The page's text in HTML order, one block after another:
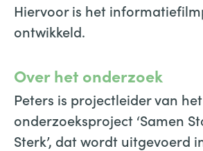
Hiervoor is het
ontwikkeld.
Over het onderzoek
Peters is projectleider van
onderzoeksproject ‘Samen
Sterk’, dat wordt uitgevoerd